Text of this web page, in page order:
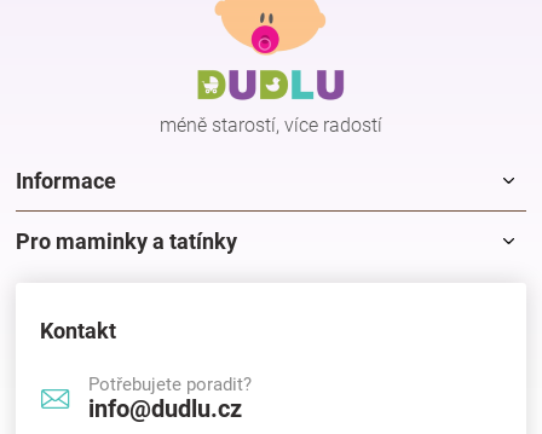
d
a
c
í
p
r
méně starostí, více radostí
Informace
Pro maminky a tatínky
Kontakt
Potřebujete poradit?
info@dudlu.cz